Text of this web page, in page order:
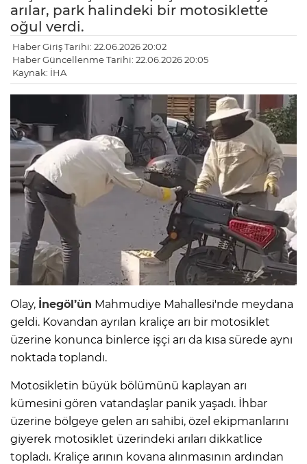
arılar, park halindeki bir motosiklette
oğul verdi.
Haber Giriş Tarihi: 22.06.2026 20:02
Haber Güncellenme Tarihi: 22.06.2026 20:05
Kaynak: İHA
Olay, İnegöl’ün Mahmudiye Mahallesi'nde meydana
geldi. Kovandan ayrılan kraliçe arı bir motosiklet
üzerine konunca binlerce işçi arı da kısa sürede aynı
noktada toplandı.
Motosikletin büyük bölümünü kaplayan arı
kümesini gören vatandaşlar panik yaşadı. İhbar
üzerine bölgeye gelen arı sahibi, özel ekipmanlarını
giyerek motosiklet üzerindeki arıları dikkatlice
topladı. Kraliçe arının kovana alınmasının ardından